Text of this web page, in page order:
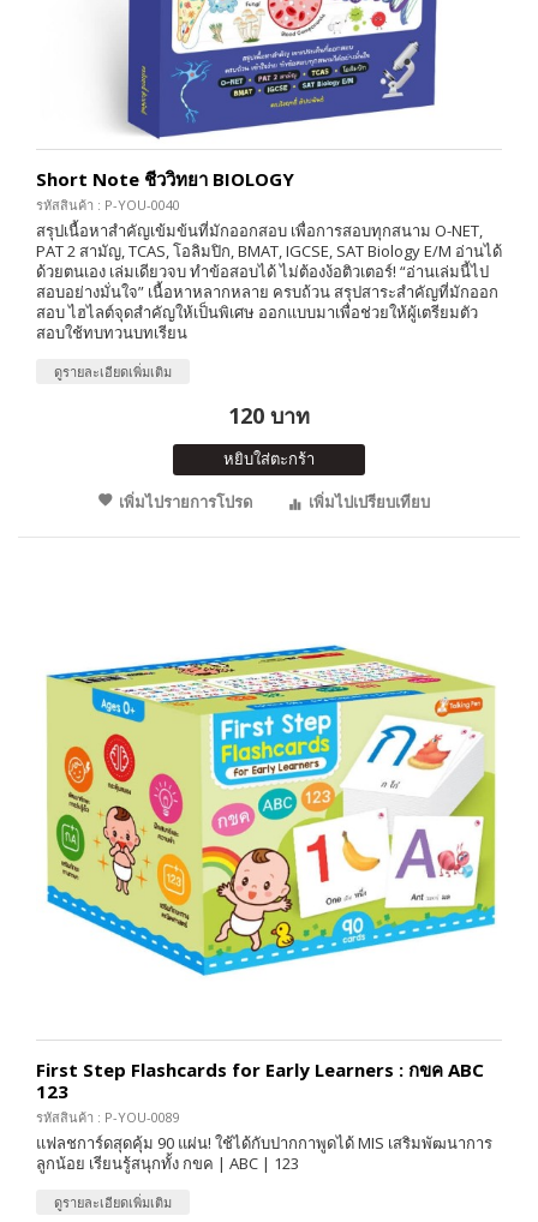
Short Note ชีววิทยา BIOLOGY
รหัสสินค้า : P-YOU-0040
สรุปเนื้อหาสำคัญเข้มข้นที่มักออกสอบ เพื่อการสอบทุกสนาม O-NET,
PAT 2 สามัญ, TCAS, โอลิมปิก, BMAT, IGCSE, SAT Biology E/M อ่านได้
ด้วยตนเอง เล่มเดียวจบ ทำข้อสอบได้ ไม่ต้องง้อติวเตอร์! “อ่านเล่มนี้ไป
สอบอย่างมั่นใจ” เนื้อหาหลากหลาย ครบถ้วน สรุปสาระสำคัญที่มักออก
สอบ ไฮไลต์จุดสำคัญให้เป็นพิเศษ ออกแบบมาเพื่อช่วยให้ผู้เตรียมตัว
สอบใช้ทบทวนบทเรียน
ดูรายละเอียดเพิ่มเติม
120 บาท
หยิบใส่ตะกร้า
เพิ่มไปรายการโปรด
เพิ่มไปเปรียบเทียบ
First Step Flashcards for Early Learners : กขค ABC
123
รหัสสินค้า : P-YOU-0089
แฟลชการ์ดสุดคุ้ม 90 แผ่น! ใช้ได้กับปากกาพูดได้ MIS เสริมพัฒนาการ
ลูกน้อย เรียนรู้สนุกทั้ง กขค | ABC | 123
ดูรายละเอียดเพิ่มเติม